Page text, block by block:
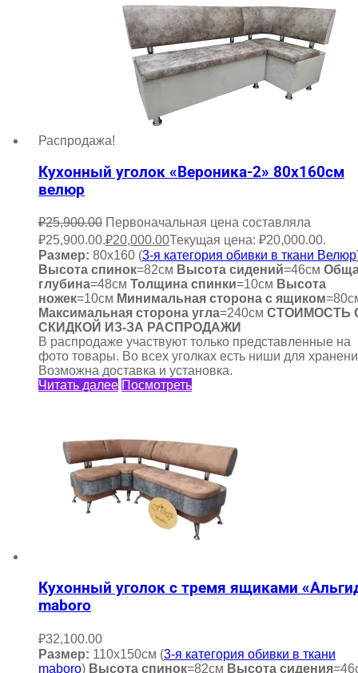
Распродажа!
Кухонный уголок «Вероника-2» 80х160см
велюр
₽25,900.00 Первоначальная цена составляла
₽25,900.00.₽20,000.00Текущая цена: ₽20,000.00.
Размер: 80х160 (3-я категория обивки в ткани Велюр
Высота спинок=82см Высота сидений=46см
глубина=48см Толщина спинки=10см Высота
ножек=10см Минимальная сторона с ящиком
Максимальная сторона угла=240см СТОИМОСТЬ
СКИДКОЙ ИЗ-ЗА РАСПРОДАЖИ
В распродаже участвуют только представленные на
фото товары. Во всех уголках есть ниши для
Возможна доставка и установка.
Читать далее Посмотреть
Кухонный уголок с тремя ящиками
maboro
₽32,100.00
Размер: 110х150см (3-я категория обивки в ткани
maboro) Высота спинок=82см Высота сидения